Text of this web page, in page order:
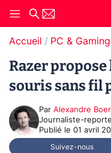
Accueil PC & Gaming
Razer
souris sans fil
Par Alexandre
Journaliste-
Publié le 01 avril
Suivez-nous